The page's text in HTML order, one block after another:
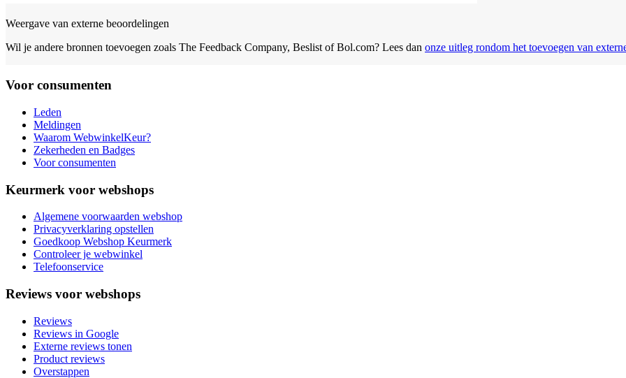
Weergave van externe beoordelingen
Wil je andere bronnen toevoegen zoals The Feedback Company, Beslist of Bol.com? Lees dan onze uitleg rondom het toevoegen van
Voor consumenten
Leden
Meldingen
Waarom WebwinkelKeur?
Zekerheden en Badges
Voor consumenten
Keurmerk voor webshops
Algemene voorwaarden webshop
Privacyverklaring opstellen
Goedkoop Webshop Keurmerk
Controleer je webwinkel
Telefoonservice
Reviews voor webshops
Reviews
Reviews in Google
Externe reviews tonen
Product reviews
Overstappen